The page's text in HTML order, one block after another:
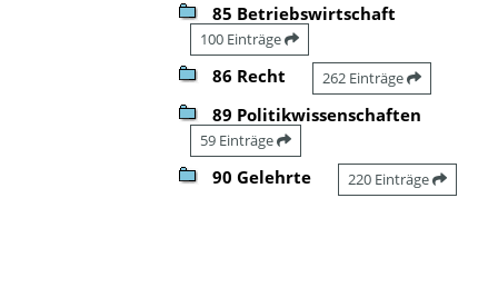
85 Betriebswirtschaft
100 Einträge
86 Recht 262 Einträge
89 Politikwissenschaften
59 Einträge
90 Gelehrte 220 Einträge